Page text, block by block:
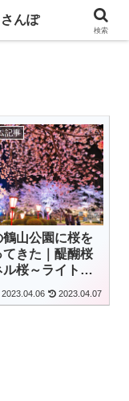
ドの魅力を語るブログ
記事
山公園に桜を
てきた｜醍醐桜
ル桜～ライトア
2023.04.06 2023.04.07
んぽ
検索